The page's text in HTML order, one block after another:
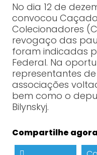
No dia 12 de
convocou
Colecionadores
revogaço das
foram indicadas
Federal. Na
representantes
associações
bem como o
Bilynskyj.
Compartilhe